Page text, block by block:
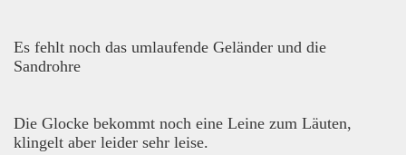
Es fehlt noch das umlaufende Geländer und die
Sandrohre
Die Glocke bekommt noch eine Leine zum Läuten,
klingelt aber leider sehr leise.